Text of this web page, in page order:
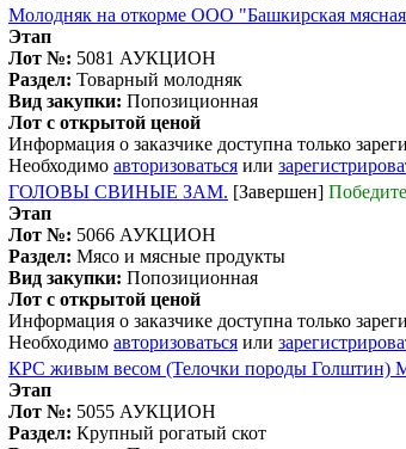
Молодняк на откорме ООО "Башкирская
Этап
Лот №: 5081 АУКЦИОН
Раздел: Товарный молодняк
Вид закупки: Попозиционная
Лот с открытой ценой
Информация о заказчике доступна только
Необходимо авторизоваться или
ГОЛОВЫ СВИНЫЕ ЗАМ. [Завершен]
Этап
Лот №: 5066 АУКЦИОН
Раздел: Мясо и мясные продукты
Вид закупки: Попозиционная
Лот с открытой ценой
Информация о заказчике доступна только
Необходимо авторизоваться или
КРС живым весом (Телочки породы Голштин)
Этап
Лот №: 5055 АУКЦИОН
Раздел: Крупный рогатый скот